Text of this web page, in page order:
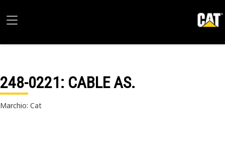
248-0221: CABLE AS.
Marchio: Cat